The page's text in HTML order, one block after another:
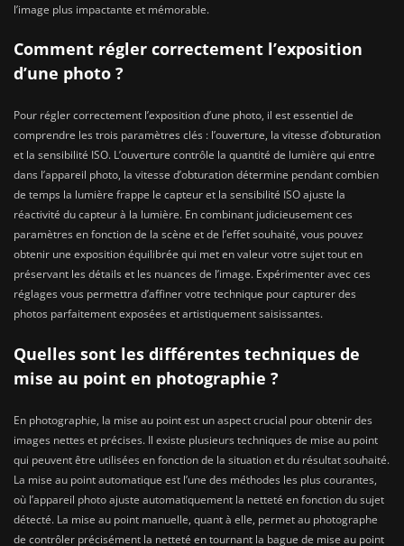
l’image plus impactante et mémorable.
Comment régler correctement l’exposition
d’une photo ?
Pour régler correctement l’exposition d’une photo, il est essentiel de
comprendre les trois paramètres clés : l’ouverture, la vitesse d’obturation
et la sensibilité ISO. L’ouverture contrôle la quantité de lumière qui entre
dans l’appareil photo, la vitesse d’obturation détermine pendant combien
de temps la lumière frappe le capteur et la sensibilité ISO ajuste la
réactivité du capteur à la lumière. En combinant judicieusement ces
paramètres en fonction de la scène et de l’effet souhaité, vous pouvez
obtenir une exposition équilibrée qui met en valeur votre sujet tout en
préservant les détails et les nuances de l’image. Expérimenter avec ces
réglages vous permettra d’affiner votre technique pour capturer des
photos parfaitement exposées et artistiquement saisissantes.
Quelles sont les différentes techniques de
mise au point en photographie ?
En photographie, la mise au point est un aspect crucial pour obtenir des
images nettes et précises. Il existe plusieurs techniques de mise au point
qui peuvent être utilisées en fonction de la situation et du résultat souhaité.
La mise au point automatique est l’une des méthodes les plus courantes,
où l’appareil photo ajuste automatiquement la netteté en fonction du sujet
détecté. La mise au point manuelle, quant à elle, permet au photographe
de contrôler précisément la netteté en tournant la bague de mise au point